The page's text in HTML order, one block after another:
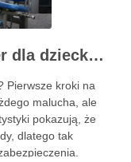
Jakie ochraniacze na rower dla dziecka wybrać? Praktyczny poradnik
Pierwsze kroki na
malucha, ale
pokazują, że
dlatego tak